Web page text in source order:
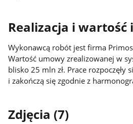
Realizacja i wartość
Wykonawcą robót jest firma
Wartość umowy zrealizowanej w
blisko 25 mln zł. Prace rozpoczęły
i zakończą się zgodnie z
Zdjęcia (7)